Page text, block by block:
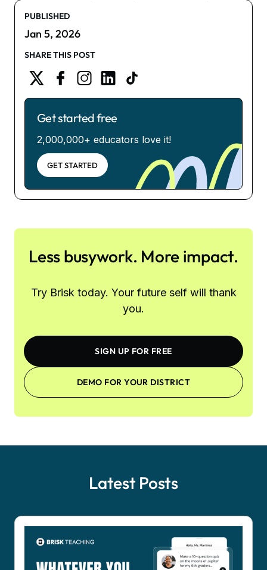
PUBLISHED
Jan 5, 2026
SHARE THIS POST
Get started free
2,000,000+ educators love it!
GET STARTED
Less busywork. More impact.
Try Brisk today. Your future self will thank
you.
SIGN UP FOR FREE
DEMO FOR YOUR DISTRICT
Latest Posts